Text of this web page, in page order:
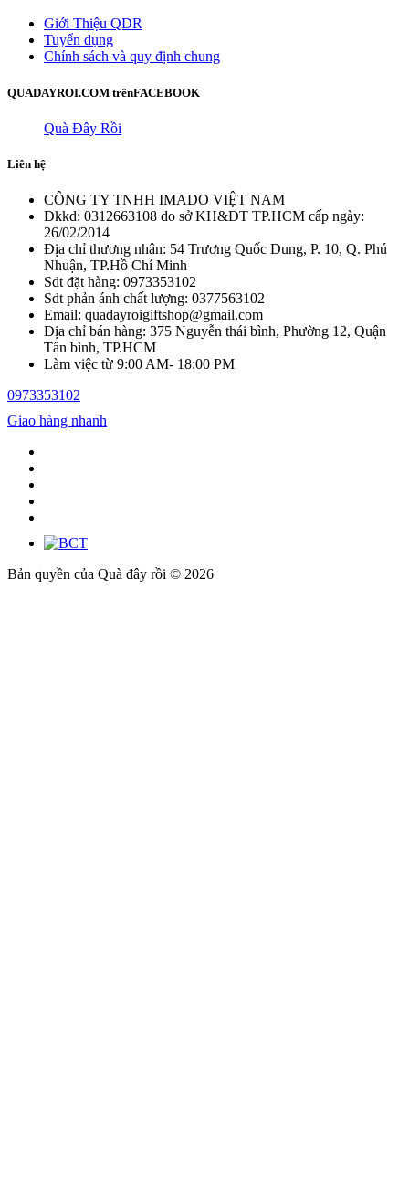
Giới Thiệu QDR
Tuyển dụng
Chính sách và quy định chung
QUADAYROI.COM trênFACEBOOK
Quà Đây Rồi
Liên hệ
CÔNG TY TNHH IMADO VIỆT NAM
Đkkd: 0312663108 do sở KH&ĐT TP.HCM cấp ngày:
26/02/2014
Địa chỉ thương nhân: 54 Trương Quốc Dung, P. 10, Q. Phú
Nhuận, TP.Hồ Chí Minh
Sdt đặt hàng: 0973353102
Sdt phản ánh chất lượng: 0377563102
Email: quadayroigiftshop@gmail.com
Địa chỉ bán hàng: 375 Nguyễn thái bình, Phường 12, Quận
Tân bình, TP.HCM
Làm việc từ 9:00 AM- 18:00 PM
0973353102
Giao hàng nhanh
Bản quyền của Quà đây rồi © 2026